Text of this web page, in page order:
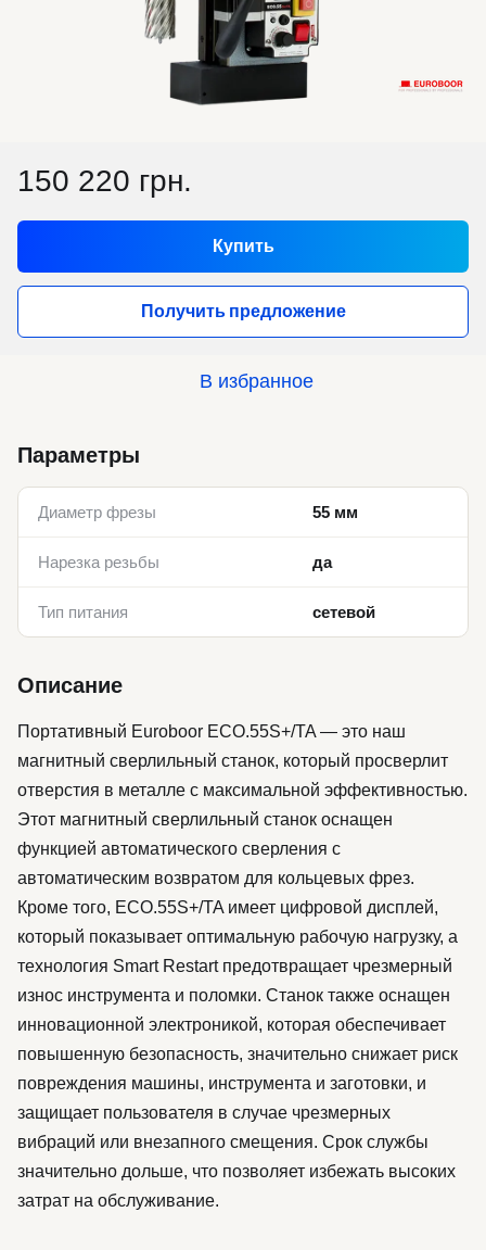
150 220 грн.
Купить
Получить предложение
В избранное
Параметры
Диаметр фрезы 55 мм
Нарезка резьбы да
Тип питания сетевой
Описание
Портативный Euroboor ECO.55S+/TA — это наш
магнитный сверлильный станок, который просверлит
отверстия в металле с максимальной эффективностью.
Этот магнитный сверлильный станок оснащен
функцией автоматического сверления с
автоматическим возвратом для кольцевых фрез.
Кроме того, ECO.55S+/TA имеет цифровой дисплей,
который показывает оптимальную рабочую нагрузку, а
технология Smart Restart предотвращает чрезмерный
износ инструмента и поломки. Станок также оснащен
инновационной электроникой, которая обеспечивает
повышенную безопасность, значительно снижает риск
повреждения машины, инструмента и заготовки, и
защищает пользователя в случае чрезмерных
вибраций или внезапного смещения. Срок службы
значительно дольше, что позволяет избежать высоких
затрат на обслуживание.